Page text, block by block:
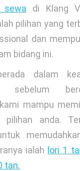
sewa di Klang
pilihan yang
dan
bidang ini.
dalam
sebelum
mampu
pilihan anda.
ialah lori 1
tan.